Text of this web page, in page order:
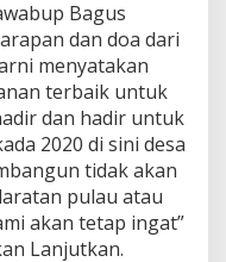
Bagus
dan doa dari
menyatakan
terbaik untuk
dan hadir untuk
2020 di sini desa
tidak akan
pulau atau
akan tetap ingat”
Lanjutkan.